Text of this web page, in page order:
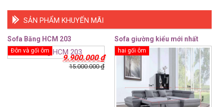
SẢN PHẨM KHUYẾN MÃI
Sofa Băng HCM 203
Đôn và gối ôm
15.000.000₫
9.900.000₫
Sofa giường kiểu mới nhất
hai gối ôm